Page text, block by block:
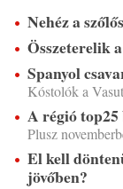
Nehéz a
Összeterelik
Spanyol
Kóstolók a
A régió
Plusz
El kell
jövőben?